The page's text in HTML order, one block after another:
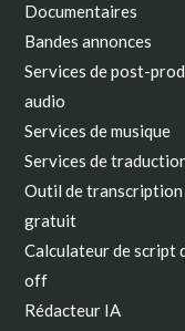
Documentaires
Bandes annonces
Services de post-
audio
Services de musique
Services de
Outil de
gratuit
Calculateur de script
off
Rédacteur IA